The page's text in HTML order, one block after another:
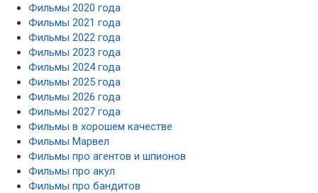
Фильмы 2020 года
Фильмы 2021 года
Фильмы 2022 года
Фильмы 2023 года
Фильмы 2024 года
Фильмы 2025 года
Фильмы 2026 года
Фильмы 2027 года
Фильмы в хорошем качестве
Фильмы Марвел
Фильмы про агентов и шпионов
Фильмы про акул
Фильмы про бандитов